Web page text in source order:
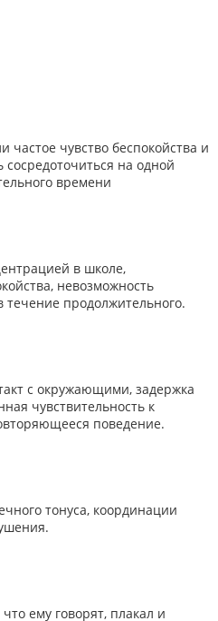
чувство беспокойства и
на одной
времени
в школе,
невозможность
течение продолжительного.
с окружающими, задержка
чувствительность к
поведение.
тонуса, координации
ему говорят, плакал и